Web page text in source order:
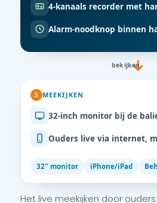
4-kanaals recorder met
Alarm-noodknop binnen
bekijken
3 MEEKIJKEN
32-inch monitor bij de
Ouders live via internet,
32″ monitor iPhone/iPad
Het live meekijken door